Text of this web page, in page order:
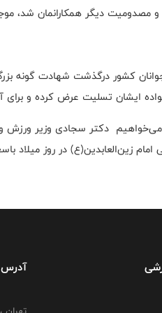
مصدومیت دیگر همکارانمان شد،
کشور درگذشت شهادت گونه بزرگ
ایشان تسلیت عرض کرده و برای
می‌خواهیم دکتر سجادی وزیر ورزش و
امام زین‌العابدین(ع) در روز
آدرس